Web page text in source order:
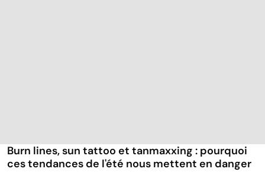
Burn lines, sun tattoo et tanmaxxing : pourquoi
ces tendances de l'été nous mettent en danger